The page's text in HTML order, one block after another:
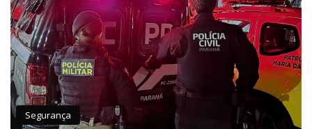
Segurança